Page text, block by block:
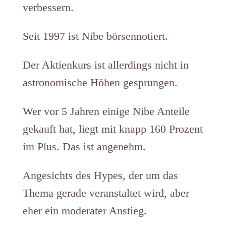
verbessern.
Seit 1997 ist Nibe börsennotiert.
Der Aktienkurs ist allerdings nicht in
astronomische Höhen gesprungen.
Wer vor 5 Jahren einige Nibe Anteile
gekauft hat, liegt mit knapp 160 Prozent
im Plus. Das ist angenehm.
Angesichts des Hypes, der um das
Thema gerade veranstaltet wird, aber
eher ein moderater Anstieg.